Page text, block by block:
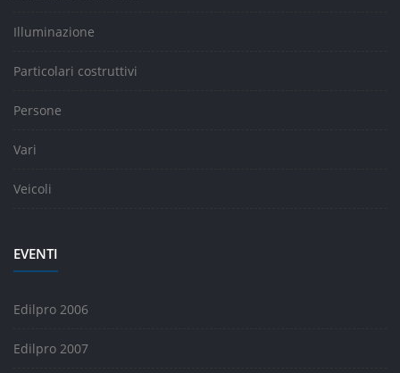
Illuminazione
Particolari costruttivi
Persone
Vari
Veicoli
EVENTI
Edilpro 2006
Edilpro 2007